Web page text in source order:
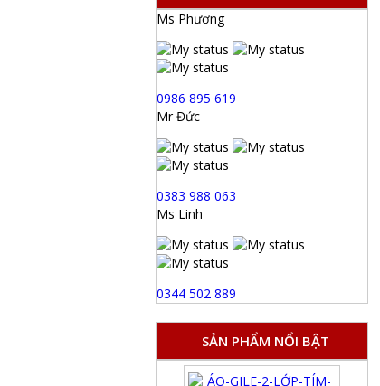
Ms Phương
0986 895 619
Mr Đức
0383 988 063
Ms Linh
0344 502 889
SẢN PHẨM NỔI BẬT